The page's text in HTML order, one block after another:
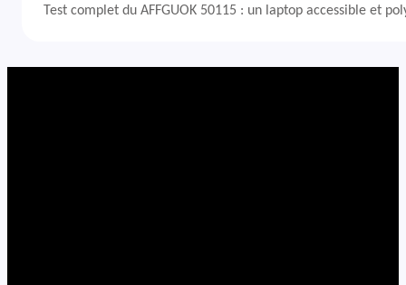
Test complet du AFFGUOK 50115 : un laptop accessible